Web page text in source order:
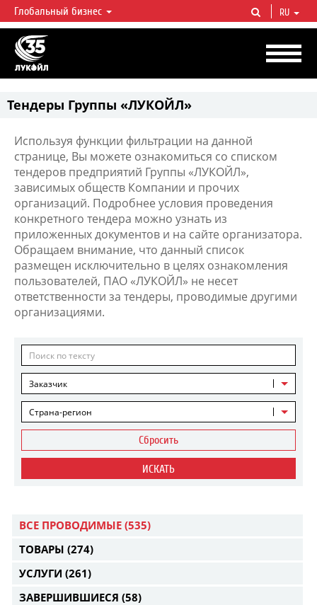
ЛУКОЙЛ СЕГОДНЯ
ЛУКОЙЛ — одна из крупнейших вертикально интегрированных
нефтегазовых компаний в мире, на долю которой приходится более 2%
мировой добычи нефти и около 1% доказанных запасов углеводородов.
Глобальный бизнес RU
Тендеры Группы «ЛУКОЙЛ»
Используя функции фильтрации на данной
странице, Вы можете ознакомиться со списком
тендеров предприятий Группы «ЛУКОЙЛ»,
зависимых обществ Компании и прочих
организаций. Подробнее условия проведения
конкретного тендера можно узнать из
приложенных документов и на сайте организатора.
Обращаем внимание, что данный список
размещен исключительно в целях ознакомления
пользователей, ПАО «ЛУКОЙЛ» не несет
ответственности за тендеры, проводимые другими
организациями.
Заказчик
Страна-регион
Сбросить
ИСКАТЬ
ВСЕ ПРОВОДИМЫЕ (535)
ТОВАРЫ (274)
УСЛУГИ (261)
ЗАВЕРШИВШИЕСЯ (58)